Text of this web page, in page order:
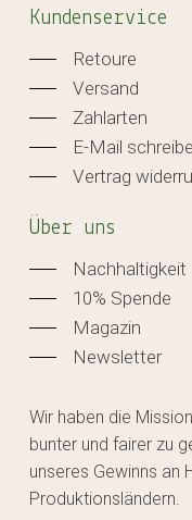
Kundenservice
Retoure
Versand
Zahlarten
E-Mail
Vertrag
Über uns
Nachhaltigkeit
10% Spende
Magazin
Newsletter
Wir haben die
bunter und fairer zu
unseres Gewinns an
Produktionsländern.